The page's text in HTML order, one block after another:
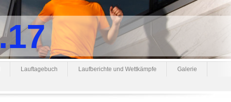
Lauftagebuch Laufberichte und Wettkämpfe Galerie